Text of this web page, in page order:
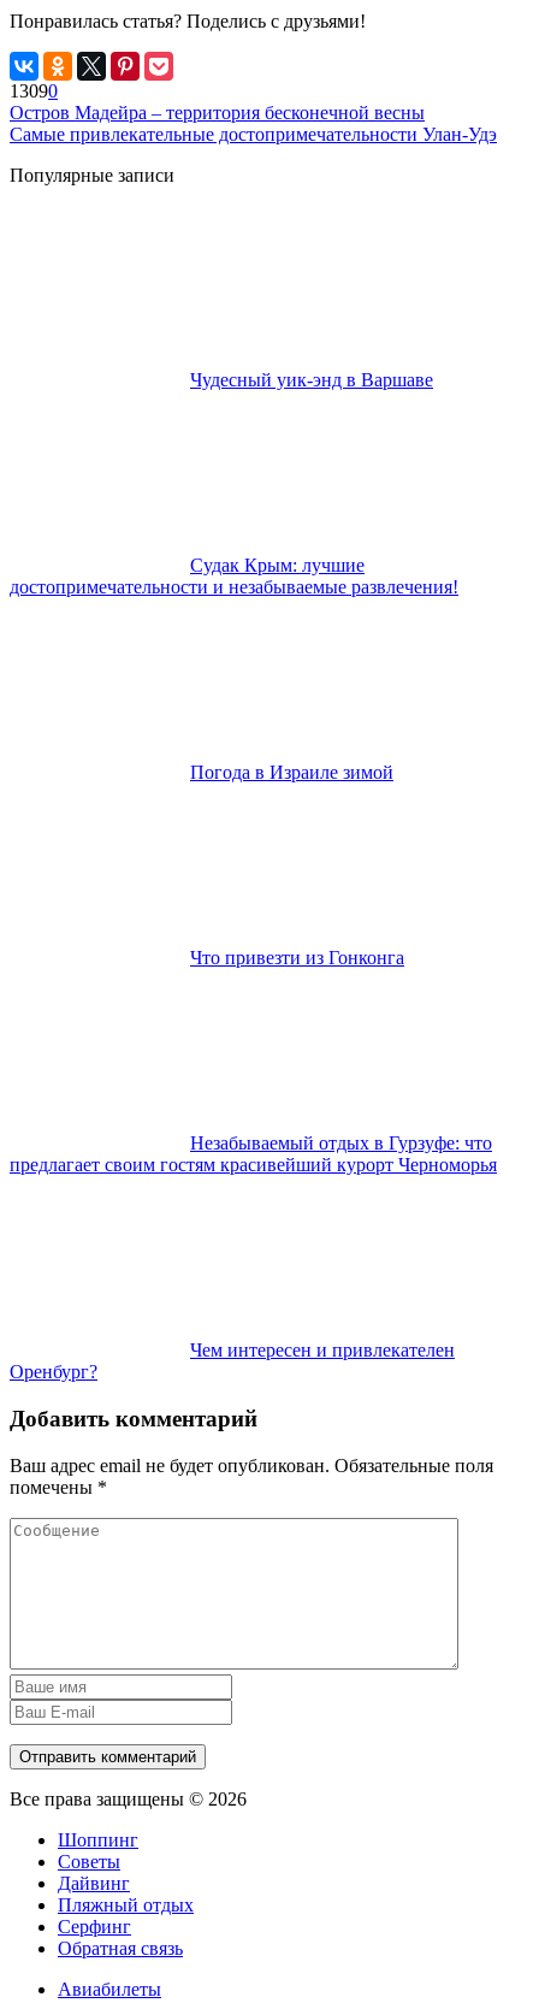
Понравилась статья? Поделись с друзьями!
13090
Остров Мадейра – территория бесконечной весны
Самые привлекательные достопримечательности Улан-Удэ
Популярные записи
Чудесный уик-энд в Варшаве
Судак Крым: лучшие
достопримечательности и незабываемые развлечения!
Погода в Израиле зимой
Что привезти из Гонконга
Незабываемый отдых в Гурзуфе: что
предлагает своим гостям красивейший курорт Черноморья
Чем интересен и привлекателен
Оренбург?
Добавить комментарий
Ваш адрес email не будет опубликован. Обязательные поля
помечены *
Все права защищены © 2026
Шоппинг
Советы
Дайвинг
Пляжный отдых
Серфинг
Обратная связь
Авиабилеты